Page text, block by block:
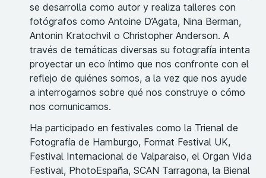
se desarrolla como autor y realiza talleres con
fotógrafos como Antoine D’Agata, Nina Berman,
Antonin Kratochvil o Christopher Anderson. A
través de temáticas diversas su fotografía intenta
proyectar un eco íntimo que nos confronte con el
reflejo de quiénes somos, a la vez que nos ayude
a interrogarnos sobre qué nos construye o cómo
nos comunicamos.
Ha participado en festivales como la Trienal de
Fotografía de Hamburgo, Format Festival UK,
Festival Internacional de Valparaiso, el Organ Vida
Festival, PhotoEspaña, SCAN Tarragona, la Bienal